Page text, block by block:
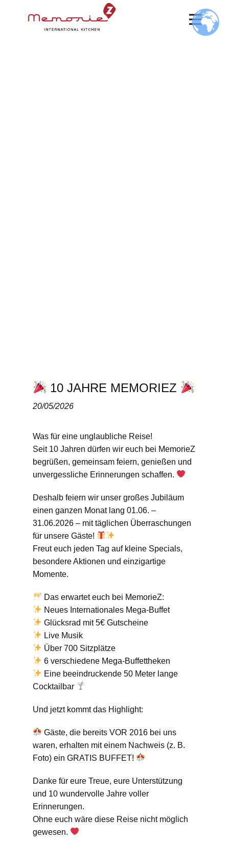
10 JAHRE MEMORIEZ
20/05/2026
Was für eine unglaubliche Reise!
Seit 10 Jahren dürfen wir euch bei MemorieZ
begrüßen, gemeinsam feiern, genießen und
unvergessliche Erinnerungen schaffen.
Deshalb feiern wir unser großes Jubiläum
einen ganzen Monat lang 01.06. –
31.06.2026 – mit täglichen Überraschungen
für unsere Gäste!
Freut euch jeden Tag auf kleine Specials,
besondere Aktionen und einzigartige
Momente.
Das erwartet euch bei MemorieZ:
Neues Internationales Mega-Buffet
Glücksrad mit 5€ Gutscheine
Live Musik
Über 700 Sitzplätze
6 verschiedene Mega-Buffettheken
Eine beeindruckende 50 Meter lange
Cocktailbar
Und jetzt kommt das Highlight:
Gäste, die bereits VOR 2016 bei uns
waren, erhalten mit einem Nachweis (z. B.
Foto) ein GRATIS BUFFET!
Danke für eure Treue, eure Unterstützung
und 10 wundervolle Jahre voller
Erinnerungen.
Ohne euch wäre diese Reise nicht möglich
gewesen.